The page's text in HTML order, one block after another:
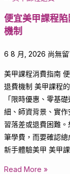
便宜美甲課程
機制
6 8 月, 2026 尚無
美甲課程消費指南
退費機制 美甲課程
「限時優惠、零基
細、師資背景、實
習落差或退費困難
筆學費，而要確認
新手體驗美甲 美甲
Read More »